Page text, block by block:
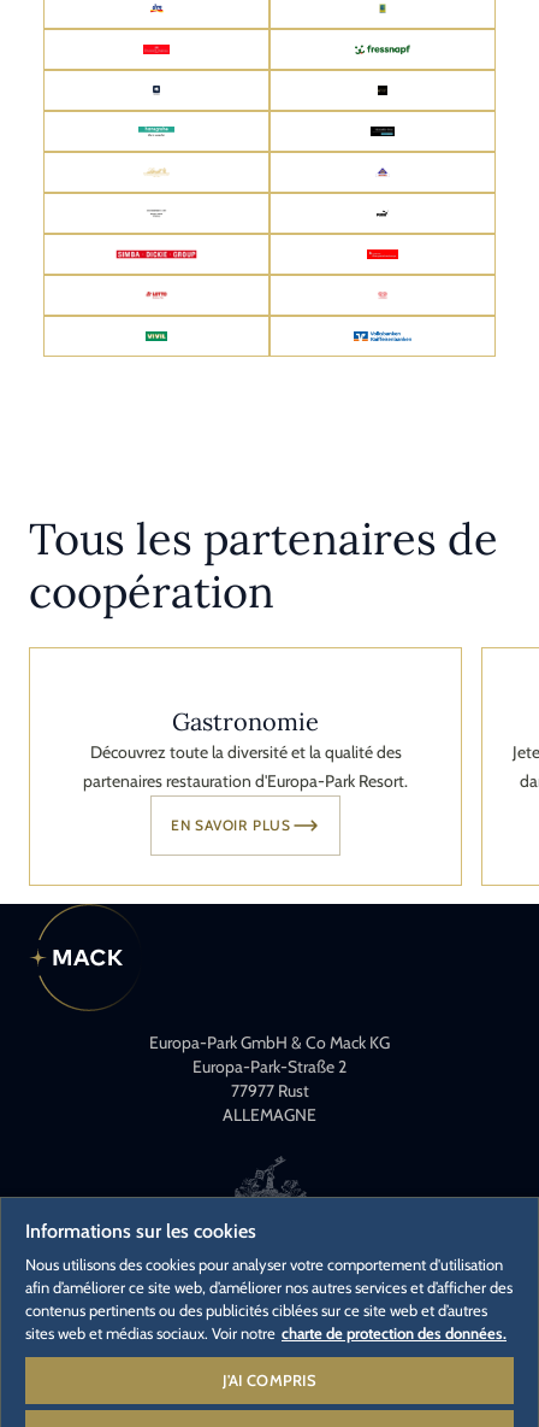
Tous les partenaires de
coopération
Gastronomie
Découvrez toute la diversité et la qualité des
partenaires restauration d'Europa-Park Resort.
EN SAVOIR PLUS
Europa-Park GmbH & Co Mack KG
Europa-Park-Straße 2
77977 Rust
ALLEMAGNE
CONTACT
CONTACTS PRESSE
Informations sur les cookies
Nous utilisons des cookies pour analyser votre comportement d'utilisation
afin d’améliorer ce site web, d’améliorer nos autres services et d’afficher des
contenus pertinents ou des publicités ciblées sur ce site web et d’autres
sites web et médias sociaux. Voir notre charte de protection des données.
J'AI COMPRIS